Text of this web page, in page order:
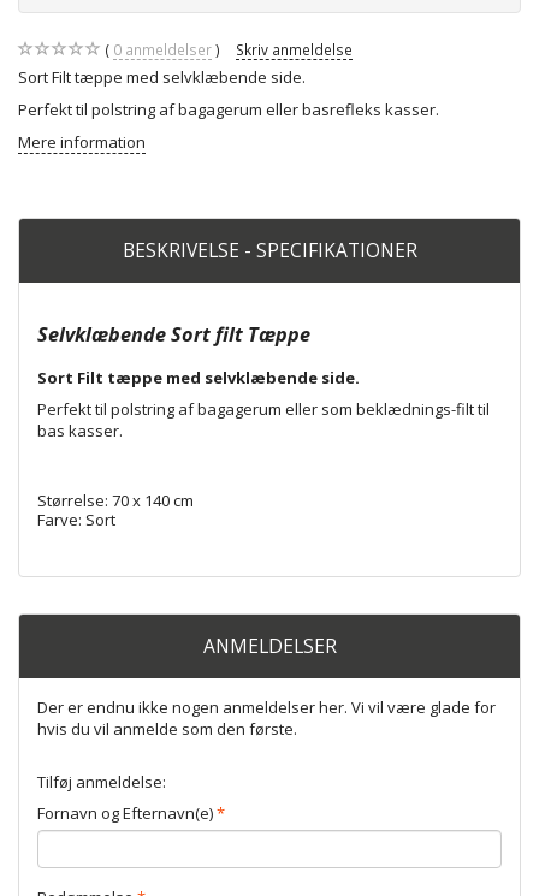
0 anmeldelser Skriv anmeldelse
Sort Filt tæppe med selvklæbende side.
Perfekt til polstring af bagagerum eller basrefleks kasser.
Mere information
BESKRIVELSE - SPECIFIKATIONER
Selvklæbende Sort filt Tæppe
Sort Filt tæppe med selvklæbende side.
Perfekt til polstring af bagagerum eller som beklædnings-filt til
bas kasser.
Størrelse: 70 x 140 cm
Farve: Sort
ANMELDELSER
Der er endnu ikke nogen anmeldelser her. Vi vil være glade for
hvis du vil anmelde som den første.
Tilføj anmeldelse:
Fornavn og Efternavn(e)